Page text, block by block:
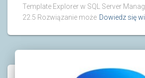
Template Explorer w SQL Server
22.5 Rozwiązanie może Dowiedz się